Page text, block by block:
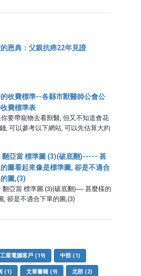
恩典：父親抗癌22年見證
收費標準--各縣市獸醫師公會公
費標準表
要帶寵物去看獸醫, 但又不知道會花
, 可以參考以下網站, 可以先估算大約
翻亞當 標準圖 (3)(破底翻)----- 甚
圖看起來像是標準圖, 卻是不適合
圖,(3)
翻亞當 標準圖 (3)(破底翻)----- 甚麼樣的
, 卻是不適合下單的圖,(3)
工業電腦客戶 (19) 中部 (1)
(1) 文章書籍 (9) 北部 (2)